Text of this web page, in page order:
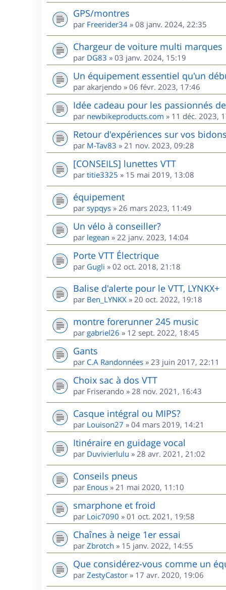
GPS/montres
par Freerider34 » 08 janv. 2024, 22:35
Chargeur de voiture multi marques
par DG83 » 03 janv. 2024, 15:19
Un équipement essentiel qu'un
par akarjendo » 06 févr. 2023, 17:46
Idée cadeau pour les passionnés de
par newbikeproducts.com » 11 déc. 2023,
Retour d'expériences sur vos
par M-Tav83 » 21 nov. 2023, 09:28
[CONSEILS] lunettes VTT
par titie3325 » 15 mai 2019, 13:08
équipement
par sypqys » 26 mars 2023, 11:49
Un vélo à conseiller?
par legean » 22 janv. 2023, 14:04
Porte VTT Électrique
par Gugli » 02 oct. 2018, 21:18
Balise d'alerte pour le VTT, LYNKX+
par Ben_LYNKX » 20 oct. 2022, 19:18
montre forerunner 245 music
par gabriel26 » 12 sept. 2022, 18:45
Gants
par C.A Randonnées » 23 juin 2017, 22:11
Choix sac à dos VTT
par Friserando » 28 nov. 2021, 16:43
Casque intégral ou MIPS?
par Louison27 » 04 mars 2019, 14:21
Itinéraire en guidage vocal
par Duvivierlulu » 28 avr. 2021, 21:02
Conseils pneus
par Enous » 21 mai 2020, 11:10
smarphone et froid
par Loic7090 » 01 oct. 2021, 19:58
Chaînes à neige 1er essai
par Zbrotch » 15 janv. 2022, 14:55
Que considérez-vous comme un
par ZestyCastor » 17 avr. 2020, 19:06